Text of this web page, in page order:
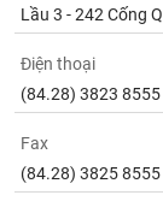
Lầu 3 - 242 Cống
Điện thoại
(84.28) 3823 8555
Fax
(84.28) 3825 8555